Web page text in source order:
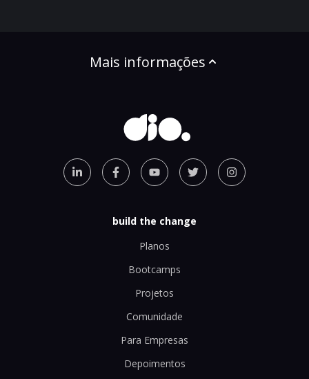
Mais informações
build the change
Planos
Bootcamps
Projetos
Comunidade
Para Empresas
Depoimentos